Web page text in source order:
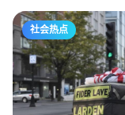
社会热点